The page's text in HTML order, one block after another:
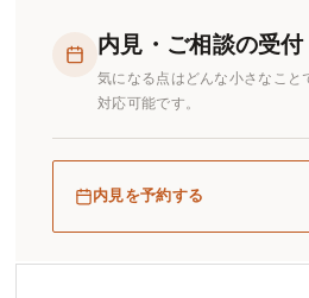
内見・ご相談の受付
気になる点はどんな小さなこと
対応可能です。
内見を予約する